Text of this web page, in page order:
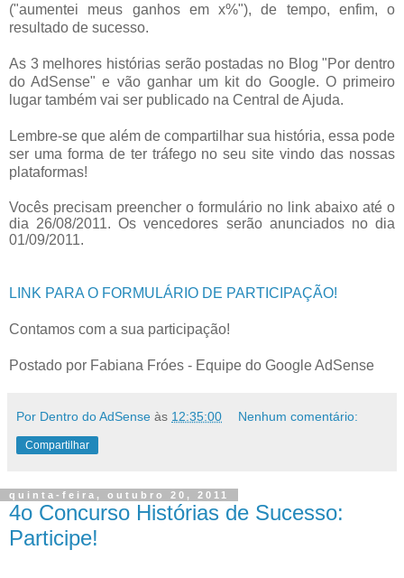
("aumentei meus ganhos em x%"), de tempo, enfim, o
resultado de sucesso.
As 3 melhores histórias serão postadas no Blog "Por dentro
do AdSense" e vão ganhar um kit do Google. O primeiro
lugar também vai ser publicado na Central de Ajuda.
Lembre-se que além de compartilhar sua história, essa pode
ser uma forma de ter tráfego no seu site vindo das nossas
plataformas!
Vocês precisam preencher o formulário no link abaixo até o
dia 26/08/2011. Os vencedores serão anunciados no dia
01/09/2011.
LINK PARA O FORMULÁRIO DE PARTICIPAÇÃO!
Contamos com a sua participação!
Postado por Fabiana Fróes - Equipe do Google AdSense
Por Dentro do AdSense às 12:35:00 Nenhum comentário:
Compartilhar
quinta-feira, outubro 20, 2011
4o Concurso Histórias de Sucesso:
Participe!